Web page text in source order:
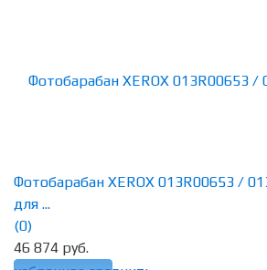
Фотобарабан XEROX 013R00653 /
для ...
(0)
46 874 руб.